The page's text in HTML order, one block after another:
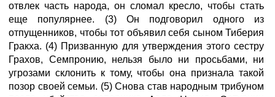
отвлек часть народа, он сломал кресло, чтобы стать
еще популярнее. (3) Он подговорил одного из
отпущенников, чтобы тот объявил себя сыном Тиберия
Гракха. (4) Призванную для утверждения этого сестру
Грахов, Семпронию, нельзя было ни просьбами, ни
угрозами склонить к тому, чтобы она признала такой
позор своей семьи. (5) Снова став народным трибуном